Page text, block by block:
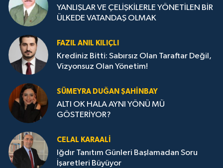
YANLIŞLAR VE ÇELİŞKİLERLE YÖNETİLEN BİR
ÜLKEDE VATANDAŞ OLMAK
FAZIL ANIL KILIÇLI
Krediniz Bitti: Sabırsız Olan Taraftar Değil,
Vizyonsuz Olan Yönetim!
SÜMEYRA DUĞAN ŞAHINBAY
ALTI OK HALA AYNI YÖNÜ MÜ
GÖSTERİYOR?
CELAL KARAALİ
Iğdır Tanıtım Günleri Başlamadan Soru
İşaretleri Büyüyor